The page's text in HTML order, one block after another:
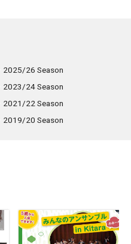
2025/26 Season
2023/24 Season
2021/22 Season
2019/20 Season